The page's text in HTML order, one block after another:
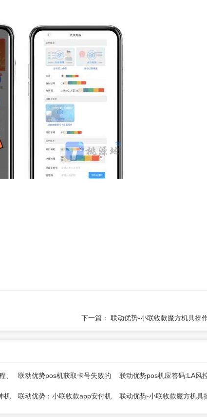
下一篇： 联动优势-小联收款魔方机具操
、
联动优势pos机获取卡号失败的
解决步骤！
联动优势pos机应答码:LA风
验不通过【解决】
机
联动优势：小联收款app安付机
联动优势-小联收款魔方机具